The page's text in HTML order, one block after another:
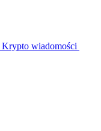
Krypto wiadomości